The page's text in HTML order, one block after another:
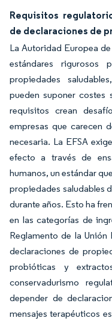
Requisitos
de declaraciones de
La Autoridad Europea
estándares rigurosos
propiedades
pueden suponer costes
requisitos crean
empresas que carecen
necesaria. La EFSA
efecto a través de
humanos, un estándar
propiedades saludables
durante años. Esto ha
en las categorías de
Reglamento de la Unión
declaraciones de
probióticas y
conservadurismo
depender de
mensajes terapéuticos